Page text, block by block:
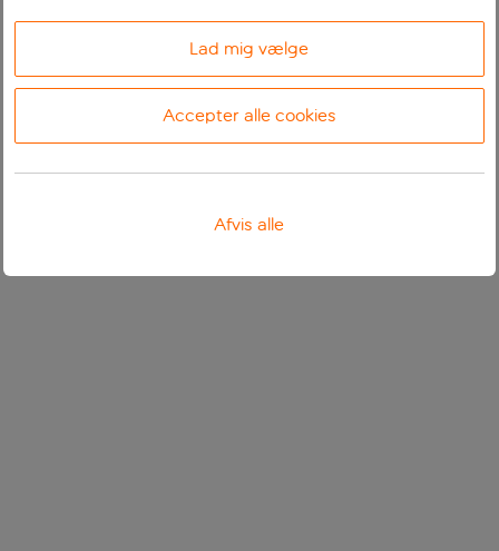
Lad mig vælge
Accepter alle cookies
Afvis alle